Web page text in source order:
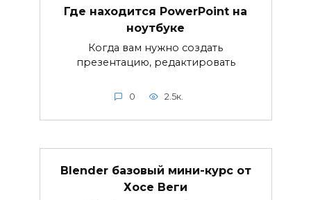
Где находится PowerPoint на
ноутбуке
Когда вам нужно создать
презентацию, редактировать
0 2.5к.
Blender базовый мини-курс от
Хосе Веги